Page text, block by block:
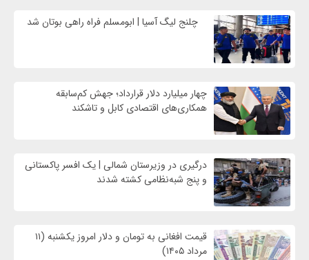
چلنج لیگ آسیا | ابومسلم فراه راهی بوتان شد
چهار میلیارد دلار قرارداد؛ جهش کم‌سابقه
همکاری‌های اقتصادی کابل و تاشکند
درگیری در وزیرستان شمالی | یک افسر پاکستانی
و پنج شبه‌نظامی کشته شدند
قیمت افغانی به تومان و دلار امروز یکشنبه (۱۱
مرداد ۱۴۰۵)